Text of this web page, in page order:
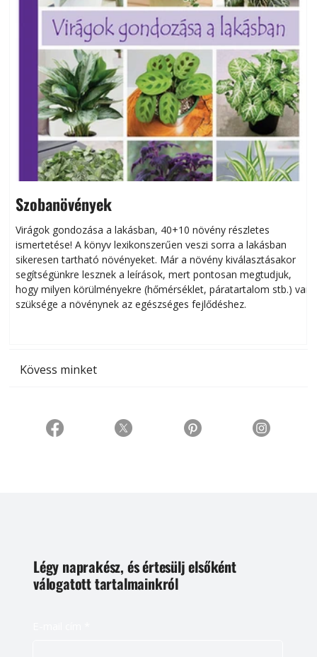
Szobanövények
Virágok gondozása a lakásban, 40+10 növény részletes
ismertetése! A könyv lexikonszerűen veszi sorra a lakásban
sikeresen tart­ha­tó növényeket. Már a növény kiválasztásakor
segítségünkre lesznek a leírások, mert pontosan megtudjuk,
hogy milyen körülményekre (hőmérséklet, páratartalom stb.) van
szüksége a növénynek az egészséges fejlődéshez.
Kövess minket
Légy naprakész, és értesülj elsőként
válogatott tartalmainkról